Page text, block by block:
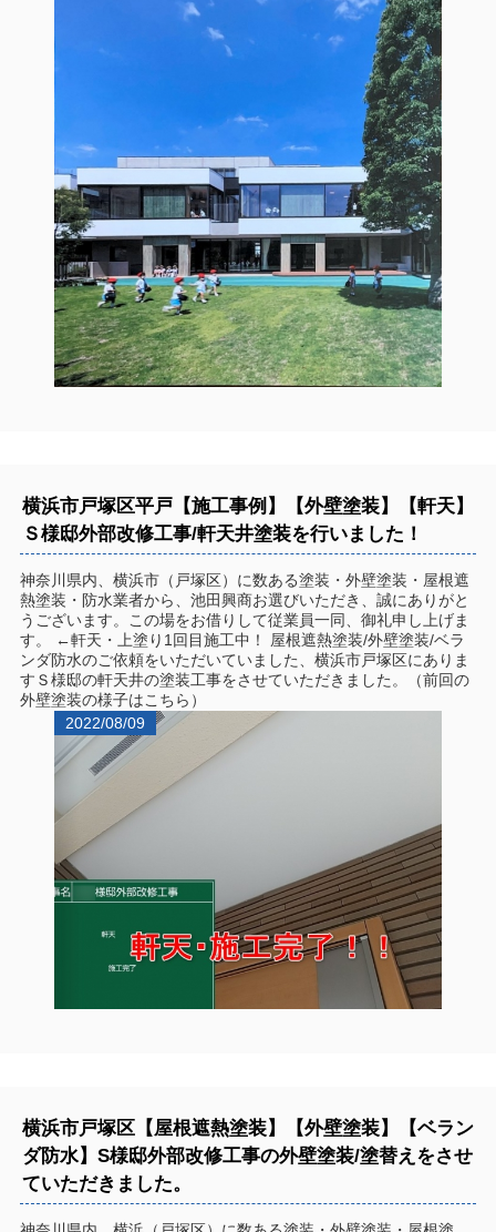
2022/08/09
横浜市戸塚区平戸【施工事例】【外壁塗装】【軒天】
Ｓ様邸外部改修工事/軒天井塗装を行いました！
神奈川県内、横浜市（戸塚区）に数ある塗装・外壁塗装・屋根遮
熱塗装・防水業者から、池田興商お選びいただき、誠にありがと
うございます。この場をお借りして従業員一同、御礼申し上げま
す。 ←軒天・上塗り1回目施工中！ 屋根遮熱塗装/外壁塗装/ベラ
ンダ防水のご依頼をいただいていました、横浜市戸塚区にありま
すＳ様邸の軒天井の塗装工事をさせていただきました。（前回の
外壁塗装の様子はこちら）
横浜市戸塚区【屋根遮熱塗装】【外壁塗装】【ベラン
ダ防水】S様邸外部改修工事の外壁塗装/塗替えをさせ
ていただきました。